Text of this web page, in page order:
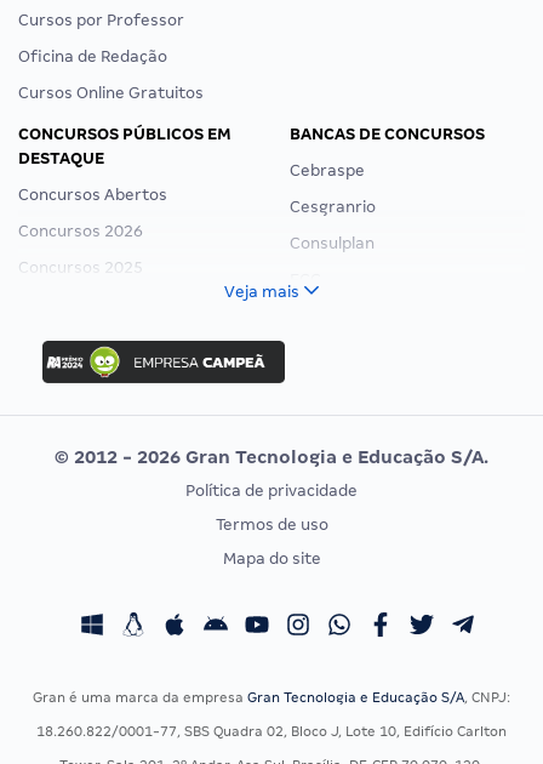
Cursos por Professor
Oficina de Redação
Cursos Online Gratuitos
CONCURSOS PÚBLICOS EM
DESTAQUE
Concursos Abertos
Concursos 2026
Concursos 2025
Concurso Nacional Unificado
Concurso Ibama
Concurso MPU
Editais publicados
BANCAS DE CONCURSOS
Cebraspe
Cesgranrio
Consulplan
Vunesp
CONCURSOS POR PROFISSÃO
Concursos Fiscais
Concursos Saúde
EXAME DE ORDEM
Calendário OAB
Veja mais
© 2012 - 2026 Gran Tecnologia e Educação S/A.
Política de privacidade
Termos de uso
Mapa do site
Gran é uma marca da empresa Gran Tecnologia e Educação S/A, CNPJ:
18.260.822/0001-77, SBS Quadra 02, Bloco J, Lote 10, Edifício Carlton